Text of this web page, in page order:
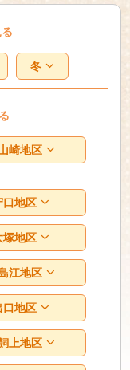
冬
崎地区
口地区
塚地区
江地区
口地区
上地区